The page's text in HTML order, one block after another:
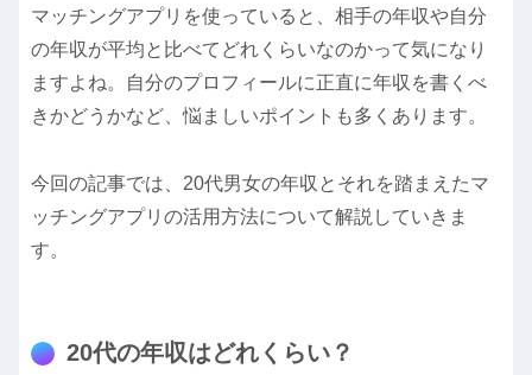
マッチングアプリを使っていると、相手の年収や自分
の年収が平均と比べてどれくらいなのかって気になり
ますよね。自分のプロフィールに正直に年収を書くべ
きかどうかなど、悩ましいポイントも多くあります。
今回の記事では、20代男女の年収とそれを踏まえたマ
ッチングアプリの活用方法について解説していきま
す。
20代の年収はどれくらい？